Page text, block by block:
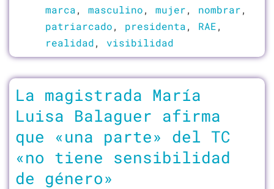
marca, masculino, mujer, nombrar,
patriarcado, presidenta, RAE,
realidad, visibilidad
La magistrada María
Luisa Balaguer afirma
que «una parte» del TC
«no tiene sensibilidad
de género»